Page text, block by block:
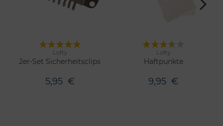
Merken
Lofty
2er-Set Sicherheitsclips
5,95 €
Merken
Lofty
Haftpunkte
9,95 €